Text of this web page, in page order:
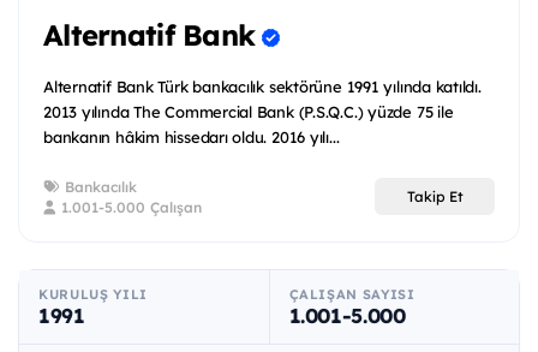
Alternatif Bank
Alternatif Bank Türk bankacılık sektörüne 1991 yılında katıldı.
2013 yılında The Commercial Bank (P.S.Q.C.) yüzde 75 ile
bankanın hâkim hissedarı oldu. 2016 yılı...
Bankacılık
1.001-5.000 Çalışan
Takip Et
KURULUŞ YILI
1991
ÇALIŞAN SAYISI
1.001-5.000